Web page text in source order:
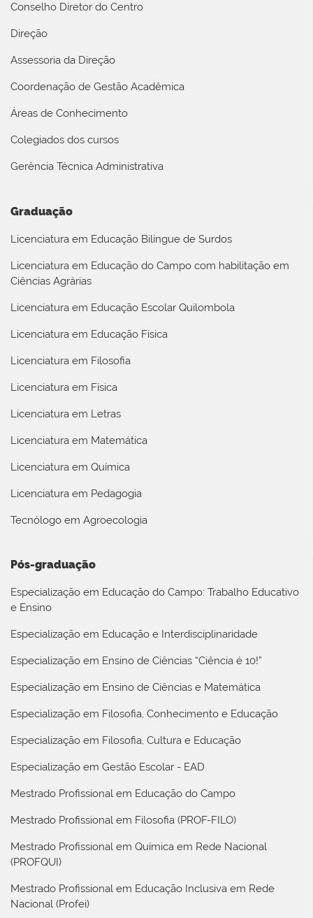
Conselho Diretor do Centro
Direção
Assessoria da Direção
Coordenação de Gestão Acadêmica
Áreas de Conhecimento
Colegiados dos cursos
Gerência Técnica Administrativa
Graduação
Licenciatura em Educação Bilíngue de Surdos
Licenciatura em Educação do Campo com habilitação em
Ciências Agrárias
Licenciatura em Educação Escolar Quilombola
Licenciatura em Educação Física
Licenciatura em Filosofia
Licenciatura em Física
Licenciatura em Letras
Licenciatura em Matemática
Licenciatura em Química
Licenciatura em Pedagogia
Tecnólogo em Agroecologia
Pós-graduação
Especialização em Educação do Campo: Trabalho Educativo
e Ensino
Especialização em Educação e Interdisciplinaridade
Especialização em Ensino de Ciências “Ciência é 10!”
Especialização em Ensino de Ciências e Matemática
Especialização em Filosofia, Conhecimento e Educação
Especialização em Filosofia, Cultura e Educação
Especialização em Gestão Escolar - EAD
Mestrado Profissional em Educação do Campo
Mestrado Profissional em Filosofia (PROF-FILO)
Mestrado Profissional em Química em Rede Nacional
(PROFQUI)
Mestrado Profissional em Educação Inclusiva em Rede
Nacional (Profei)